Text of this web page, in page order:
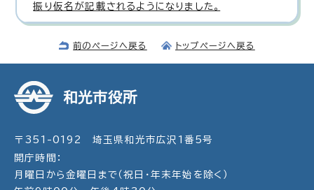
振り仮名が記載されるようになりました。
前のページへ戻る トップページへ戻る
和光市役所
〒351-0192 埼玉県和光市広沢1番5号
開庁時間：
月曜日から金曜日まで（祝日・年末年始を除く）